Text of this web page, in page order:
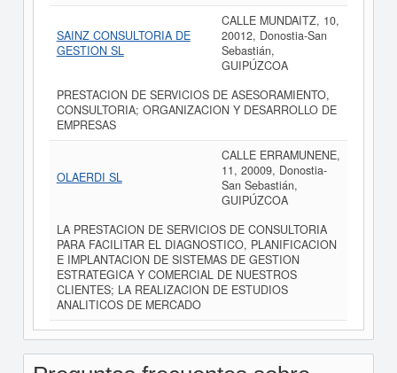
SAINZ CONSULTORIA DE
GESTION SL
CALLE MUNDAITZ, 10,
20012, Donostia-San
Sebastián,
GUIPÚZCOA
PRESTACION DE SERVICIOS DE ASESORAMIENTO,
CONSULTORIA; ORGANIZACION Y DESARROLLO DE
EMPRESAS
OLAERDI SL
CALLE ERRAMUNENE,
11, 20009, Donostia-
San Sebastián,
GUIPÚZCOA
LA PRESTACION DE SERVICIOS DE CONSULTORIA
PARA FACILITAR EL DIAGNOSTICO, PLANIFICACION
E IMPLANTACION DE SISTEMAS DE GESTION
ESTRATEGICA Y COMERCIAL DE NUESTROS
CLIENTES; LA REALIZACION DE ESTUDIOS
ANALITICOS DE MERCADO